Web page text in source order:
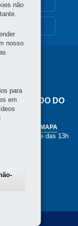
DO ESTADO DO
MAPA
8h às 12h e das 13h
não
nosso
para
em